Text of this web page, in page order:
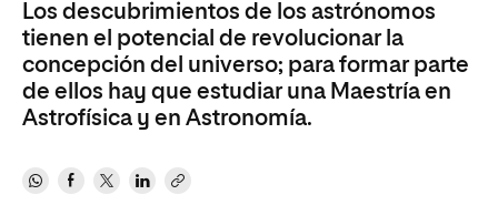
Los descubrimientos de los astrónomos
tienen el potencial de revolucionar la
concepción del universo; para formar parte
de ellos hay que estudiar una Maestría en
Astrofísica y en Astronomía.